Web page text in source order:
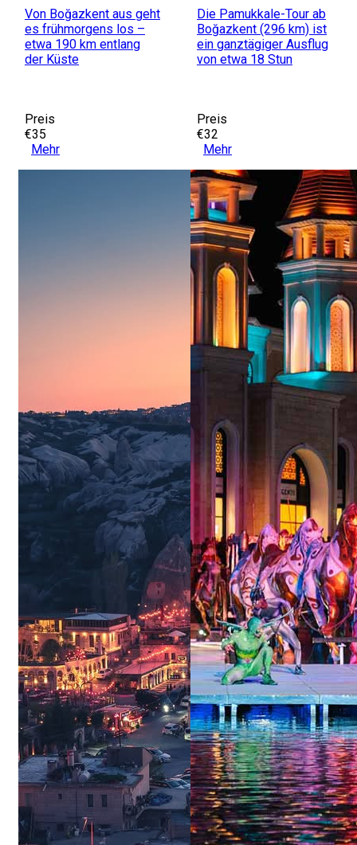
Von Boğazkent aus geht
es frühmorgens los –
etwa 190 km entlang
der Küste
Preis
€35
Mehr
Die Pamukkale-Tour ab
Boğazkent (296 km) ist
ein ganztägiger Ausflug
von etwa 18 Stun
Preis
€32
Mehr